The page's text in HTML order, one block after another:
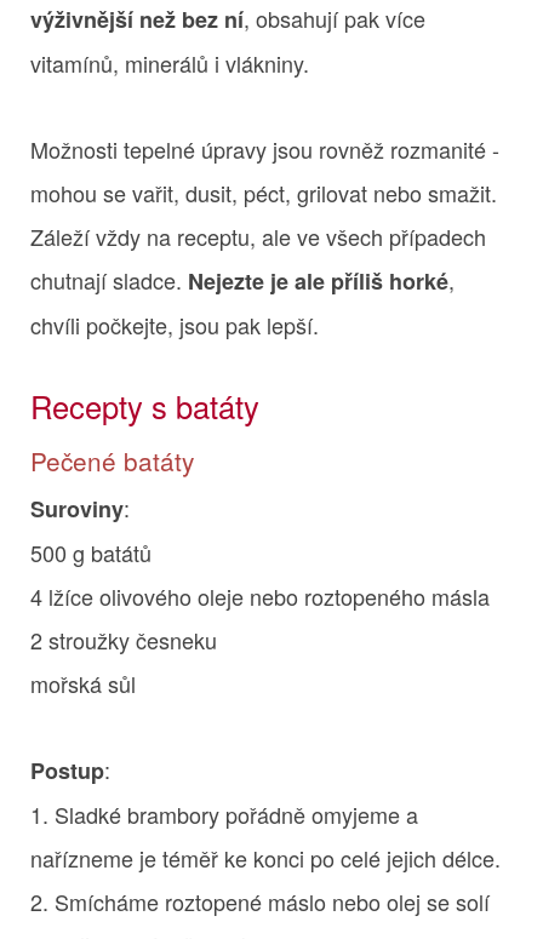
výživnější než bez ní, obsahují pak více
vitamínů, minerálů i vlákniny.
Možnosti tepelné úpravy jsou rovněž rozmanité -
mohou se vařit, dusit, péct, grilovat nebo smažit.
Záleží vždy na receptu, ale ve všech případech
chutnají sladce. Nejezte je ale příliš horké,
chvíli počkejte, jsou pak lepší.
Recepty s batáty
Pečené batáty
Suroviny:
500 g batátů
4 lžíce olivového oleje nebo roztopeného másla
2 stroužky česneku
mořská sůl
Postup:
1. Sladké brambory pořádně omyjeme a
nařízneme je téměř ke konci po celé jejich délce.
2. Smícháme roztopené máslo nebo olej se solí